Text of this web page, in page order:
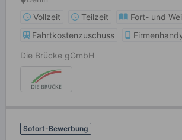
Vollzeit
Teilzeit
Fort- und
Fahrtkostenzuschuss
Die Brücke gGmbH
Sofort-Bewerbung